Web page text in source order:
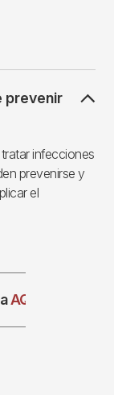
prevenir
infecciones
prevenirse y
el
AQUÍ